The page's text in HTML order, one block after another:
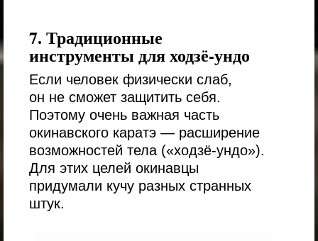
7. Традиционные
инструменты для ходзё-ундо
Если человек физически слаб,
он не сможет защитить себя.
Поэтому очень важная часть
окинавского каратэ — расширение
возможностей тела («ходзё-ундо»).
Для этих целей окинавцы
придумали кучу разных странных
штук.